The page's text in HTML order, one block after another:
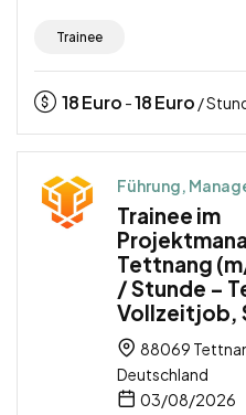
Trainee
18Euro -18Euro /
Führung,
Trainee im
Tettnang
/ Stunde –
Vollzeitjob,
88069
Deutschland
03/08/2026